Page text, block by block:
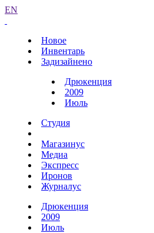
EN
Новое
Инвентарь
Задизайнено
Дрюкенция
2009
Июль
Студия
Магазинус
Медиа
Экспресс
Иронов
Журналус
Дрюкенция
2009
Июль